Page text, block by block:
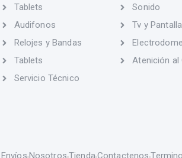
Tablets
Audifonos
Relojes y Bandas
Tablets
Servicio Técnico
Sonido
Tv y
Atenición al
Envíos Nosotros Tienda Contactenos